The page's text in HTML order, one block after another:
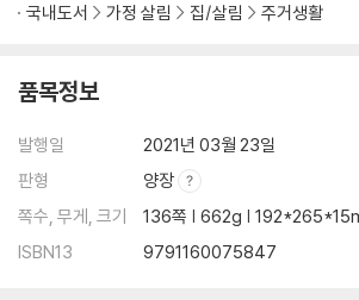
간접 조명과 건축화 조명
후키누케 간접 조명의 빛과 그림자
후키누케를 이용한 건축화 조명
‘1실 1등’의 건축화 조명
국내도서
가정 살림 집/살림 주거생활
품목정보
발행일
2021년 03월 23일
판형
양장
쪽수, 무게, 크기
136쪽 | 662g |
ISBN13
9791160075847